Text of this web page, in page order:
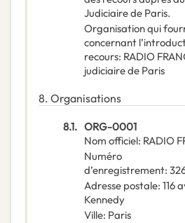
Judiciaire de Paris.
Organisation qui
concernant
recours: RADIO
judiciaire de Paris
8. Organisations
8.1. ORG-0001
Nom officiel: RADIO
Numéro
d’enregistrement:
Adresse postale: 116
Kennedy
Ville: Paris